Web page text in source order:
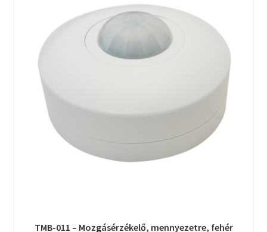
TMB-011 – Mozgásérzékelő, mennyezetre, fehér